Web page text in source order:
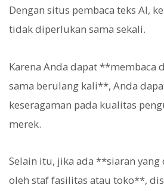
Dengan situs pembaca teks AI,
tidak diperlukan sama sekali.
Karena Anda dapat **membaca
sama berulang kali**, Anda
keseragaman pada kualitas
merek.
Selain itu, jika ada **siaran
oleh staf fasilitas atau toko**,